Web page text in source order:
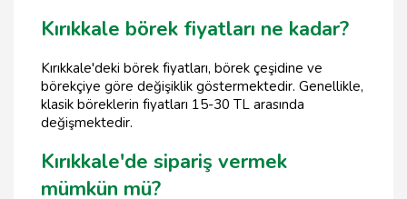
Kırıkkale börek fiyatları ne kadar?
Kırıkkale'deki börek fiyatları, börek çeşidine ve
börekçiye göre değişiklik göstermektedir. Genellikle,
klasik böreklerin fiyatları 15-30 TL arasında
değişmektedir.
Kırıkkale'de sipariş vermek
mümkün mü?